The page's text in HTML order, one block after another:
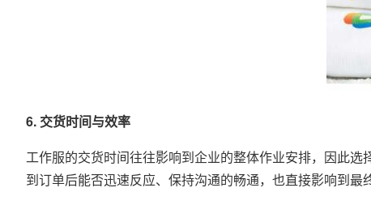
6. 交货时间与效率
工作服的交货时间往往影响到企业的整体作业安排，因此
到订单后能否迅速反应、保持沟通的畅通，也直接影响到最